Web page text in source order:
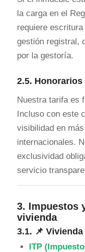
la carga en el
requiere
gestión registral,
por la gestoría.
2.5.
Nuestra tarifa es
Incluso con este
visibilidad en
internacionales.
exclusividad
servicio
3. Impuestos
vivienda
3.1. 📌
ITP